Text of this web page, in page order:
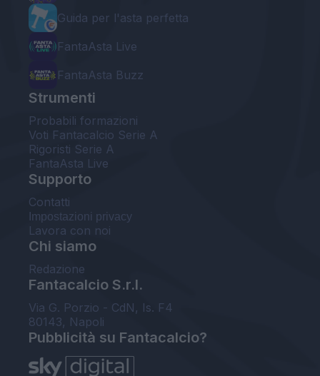
Guida per l'asta perfetta
FantaAsta Live
FantaAsta Buzz
Strumenti
Probabili formazioni
Voti Fantacalcio Serie A
Rigoristi Serie A
FantaAsta Live
Supporto
Contatti
Impostazioni privacy
Lavora con noi
Chi siamo
Redazione
Fantacalcio S.r.l.
Via G. Porzio - CdN, Is. F4
80143, Napoli
Pubblicità su Fantacalcio?